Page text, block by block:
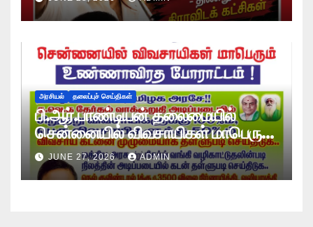
அரசியல் தலைப்புச் செய்திகள்
பி.ஆர்.பாண்டியன் தலைமையில்
சென்னையில் விவசாயிகள் மாபெரும்
உண்ணாவிரத போராட்டம் !
JUNE 27, 2026 ADMIN